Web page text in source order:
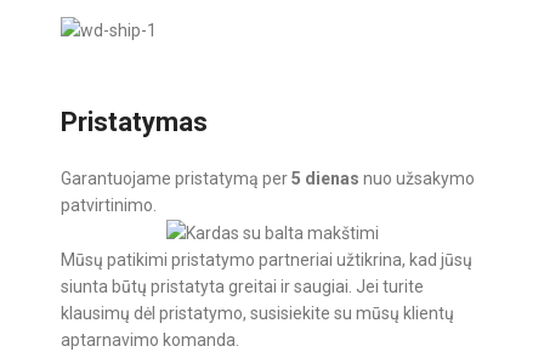
Pristatymas
Garantuojame pristatymą per5 dienas nuo užsakymo
patvirtinimo.
Mūsų patikimi pristatymo partneriai užtikrina, kad jūsų
siunta būtų pristatyta greitai ir saugiai. Jei turite
klausimų dėl pristatymo, susisiekite su mūsų klientų
aptarnavimo komanda.